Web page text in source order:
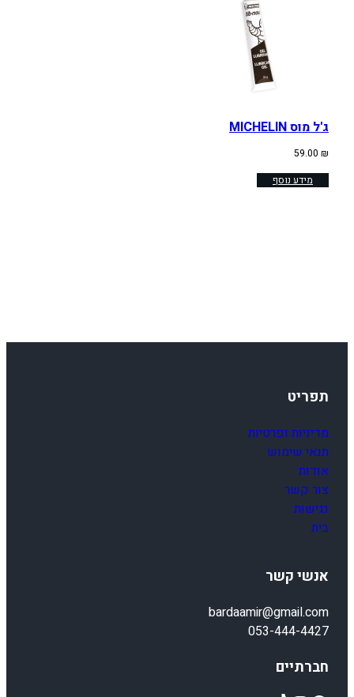
ג'ל מוס MICHELIN
59.00 ₪
מידע נוסף
תפריט
מדיניות ופרטיות
תנאי שימוש
אודות
צור קשר
נגישות
בית
אנשי קשר
bardaamir@gmail.com
053-444-4427
חברתיים